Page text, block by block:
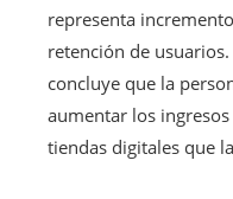
representa
retención de
concluye que la
aumentar los
tiendas digitales que